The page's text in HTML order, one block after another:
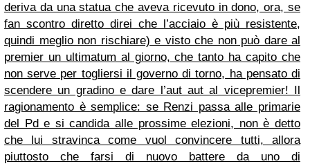
deriva da una statua che aveva ricevuto in dono, ora, se
fan scontro diretto direi che l’acciaio è più resistente,
quindi meglio non rischiare) e visto che non può dare al
premier un ultimatum al giorno, che tanto ha capito che
non serve per togliersi il governo di torno, ha pensato di
scendere un gradino e dare l’aut aut al vicepremier! Il
ragionamento è semplice: se Renzi passa alle primarie
del Pd e si candida alle prossime elezioni, non è detto
che lui stravinca come vuol convincere tutti, allora
piuttosto che farsi di nuovo battere da uno di